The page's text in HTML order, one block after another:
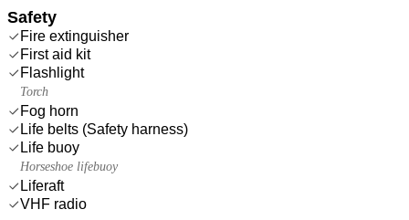
Safety
Fire extinguisher
First aid kit
Flashlight
Torch
Fog horn
Life belts (Safety harness)
Life buoy
Horseshoe lifebuoy
Liferaft
VHF radio